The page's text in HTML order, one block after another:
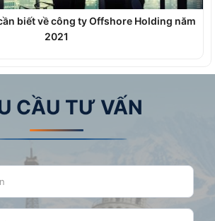
biết về công ty Offshore Holding năm
2021
CẦU TƯ VẤN